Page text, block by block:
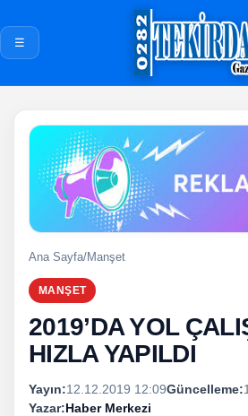
☰
Ana Sayfa/Manşet
MANŞET
2019’DA YOL
HIZLA YAPILDI
Yayın:12.12.2019 12:09Güncelleme:
Yazar:Haber Merkezi